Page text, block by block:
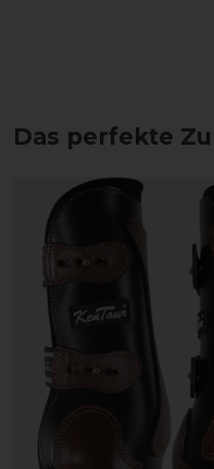
Das perfekte